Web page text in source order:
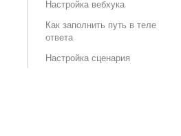
Настройка вебхука
Как заполнить путь в теле
ответа
Настройка сценария